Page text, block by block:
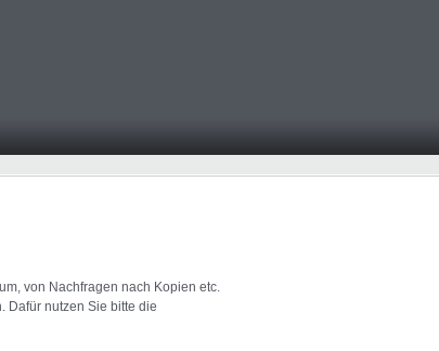
von Nachfragen nach Kopien etc.
Dafür nutzen Sie bitte die